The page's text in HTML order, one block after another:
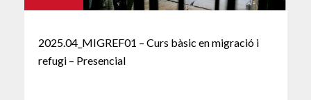
2025.04_MIGREF01 – Curs bàsic en migració i
refugi – Presencial